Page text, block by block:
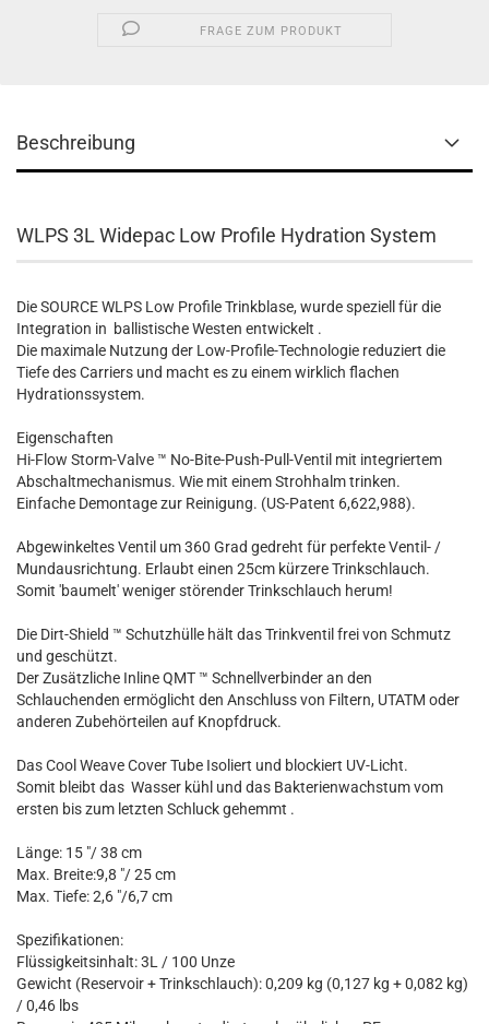
FRAGE ZUM PRODUKT
Beschreibung
WLPS 3L Widepac Low Profile Hydration System
Die SOURCE WLPS Low Profile Trinkblase, wurde speziell für die
Integration in ballistische Westen entwickelt .
Die maximale Nutzung der Low-Profile-Technologie reduziert die
Tiefe des Carriers und macht es zu einem wirklich flachen
Hydrationssystem.
Eigenschaften
Hi-Flow Storm-Valve ™ No-Bite-Push-Pull-Ventil mit integriertem
Abschaltmechanismus. Wie mit einem Strohhalm trinken.
Einfache Demontage zur Reinigung. (US-Patent 6,622,988).
Abgewinkeltes Ventil um 360 Grad gedreht für perfekte Ventil- /
Mundausrichtung. Erlaubt einen 25cm kürzere Trinkschlauch.
Somit 'baumelt' weniger störender Trinkschlauch herum!
Die Dirt-Shield ™ Schutzhülle hält das Trinkventil frei von Schmutz
und geschützt.
Der Zusätzliche Inline QMT ™ Schnellverbinder an den
Schlauchenden ermöglicht den Anschluss von Filtern, UTATM oder
anderen Zubehörteilen auf Knopfdruck.
Das Cool Weave Cover Tube Isoliert und blockiert UV-Licht.
Somit bleibt das Wasser kühl und das Bakterienwachstum vom
ersten bis zum letzten Schluck gehemmt .
Länge: 15 "/ 38 cm
Max. Breite:9,8 "/ 25 cm
Max. Tiefe: 2,6 "/6,7 cm
Spezifikationen:
Flüssigkeitsinhalt: 3L / 100 Unze
Gewicht (Reservoir + Trinkschlauch): 0,209 kg (0,127 kg + 0,082 kg)
/ 0,46 lbs